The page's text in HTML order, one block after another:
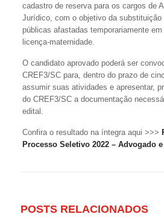
cadastro de reserva para os cargos de
Jurídico, com o objetivo da substituição
públicas afastadas temporariamente
licença-maternidade.
O candidato aprovado poderá ser
CREF3/SC para, dentro do prazo de
assumir suas atividades e apresentar,
do CREF3/SC a documentação
edital.
Confira o resultado na íntegra aqui >>>
Processo Seletivo 2022 – Advogado
POSTS RELACIONADOS